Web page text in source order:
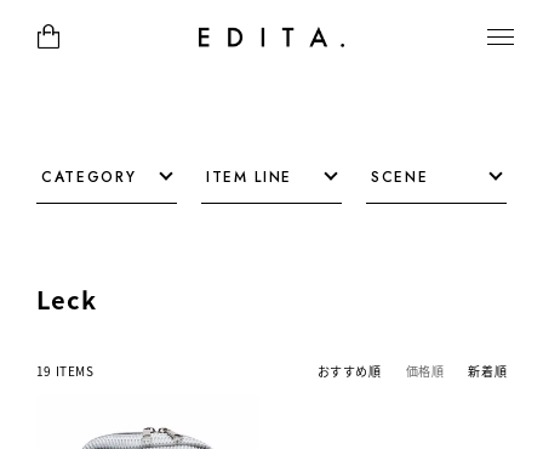
CATEGORY ITEM LINE SCENE
Leck
19 ITEMS おすすめ順 価格順 新着順